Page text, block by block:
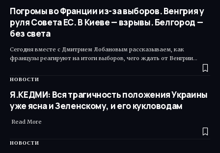
Погромы во Франции из-за выборов. Венгрия у
руля Совета ЕС. В Киеве — взрывы. Белгород —
без света
Сегодня вместе с Дмитрием Лобановым рассказываем, как
французы реагируют на итоги выборов, чего ждать от Венгрии…
НОВОСТИ
Я.КЕДМИ: Вся трагичность положения Украины
уже ясна и Зеленскому, и его кукловодам
Read More ​
НОВОСТИ